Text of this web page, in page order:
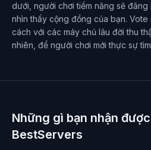
dưới, người chơi tiềm năng sẽ
nhìn thấy cộng đồng của bạn.
cách với các máy chủ lâu đời thu
nhiên, để người chơi mới thực sự
Những gì bạn nhận
BestServers